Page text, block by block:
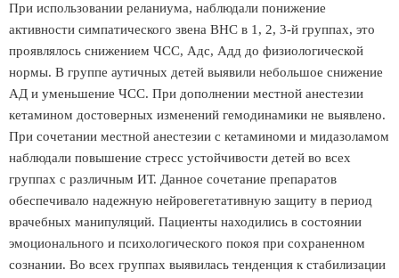
При использовании реланиума, наблюдали понижение
активности симпатического звена ВНС в 1, 2, 3-й группах, это
проявлялось снижением ЧСС, Адс, Адд до физиологической
нормы. В группе аутичных детей выявили небольшое снижение
АД и уменьшение ЧСС. При дополнении местной анестезии
кетамином достоверных изменений гемодинамики не выявлено.
При сочетании местной анестезии с кетаминоми и мидазоламом
наблюдали повышение стресс устойчивости детей во всех
группах с различным ИТ. Данное сочетание препаратов
обеспечивало надежную нейровегетативную защиту в период
врачебных манипуляций. Пациенты находились в состоянии
эмоционального и психологического покоя при сохраненном
сознании. Во всех группах выявилась тенденция к стабилизации